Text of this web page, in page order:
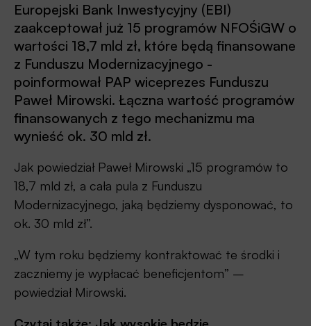
Europejski Bank Inwestycyjny (EBI)
zaakceptował już 15 programów NFOŚiGW o
wartości 18,7 mld zł, które będą finansowane
z Funduszu Modernizacyjnego -
poinformował PAP wiceprezes Funduszu
Paweł Mirowski. Łączna wartość programów
finansowanych z tego mechanizmu ma
wynieść ok. 30 mld zł.
Jak powiedział Paweł Mirowski „15 programów to
18,7 mld zł, a cała pula z Funduszu
Modernizacyjnego, jaką będziemy dysponować, to
ok. 30 mld zł”.
„W tym roku będziemy kontraktować te środki i
zaczniemy je wypłacać beneficjentom” –
powiedział Mirowski.